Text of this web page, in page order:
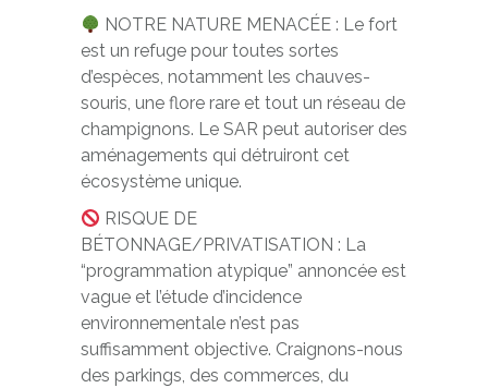
NOTRE NATURE MENACÉE : Le fort
est un refuge pour toutes sortes
d’espèces, notamment les chauves-
souris, une flore rare et tout un réseau de
champignons. Le SAR peut autoriser des
aménagements qui détruiront cet
écosystème unique.
RISQUE DE
BÉTONNAGE/PRIVATISATION : La
“programmation atypique” annoncée est
vague et l’étude d’incidence
environnementale n’est pas
suffisamment objective. Craignons-nous
des parkings, des commerces, du